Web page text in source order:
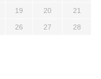
19 20 21
26 27 28